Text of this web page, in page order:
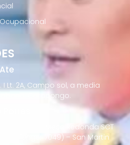
I Lt. 2A, Campo sol, a media
Carapongo.
101 Urb. Mesa Redonda SCT
Unger 7049) – San Martin